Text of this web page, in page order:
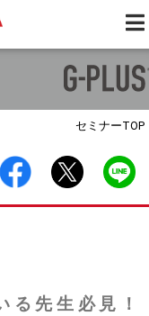
セミナーTOP
る先生必見！